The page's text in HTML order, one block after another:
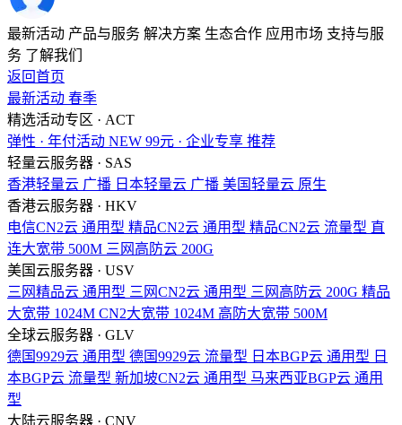
最新活动 产品与服务 解决方案 生态合作 应用市场 支持与服
务 了解我们
返回首页
最新活动 春季
精选活动专区 · ACT
弹性 · 年付活动 NEW 99元 · 企业专享 推荐
轻量云服务器 · SAS
香港轻量云 广播 日本轻量云 广播 美国轻量云 原生
香港云服务器 · HKV
电信CN2云 通用型 精品CN2云 通用型 精品CN2云 流量型 直
连大宽带 500M 三网高防云 200G
美国云服务器 · USV
三网精品云 通用型 三网CN2云 通用型 三网高防云 200G 精品
大宽带 1024M CN2大宽带 1024M 高防大宽带 500M
全球云服务器 · GLV
德国9929云 通用型 德国9929云 流量型 日本BGP云 通用型 日
本BGP云 流量型 新加坡CN2云 通用型 马来西亚BGP云 通用
型
大陆云服务器 · CNV